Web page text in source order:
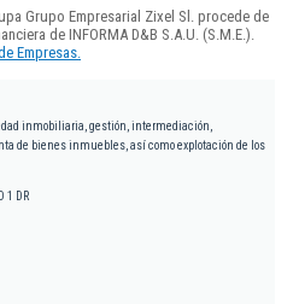
Grupo Empresarial Zixel Sl. procede de
de INFORMA D&B S.A.U. (S.M.E.).
Empresas.
inmobiliaria, gestión, intermediación,
de bienes inmuebles, así como explotación de los
1 DR